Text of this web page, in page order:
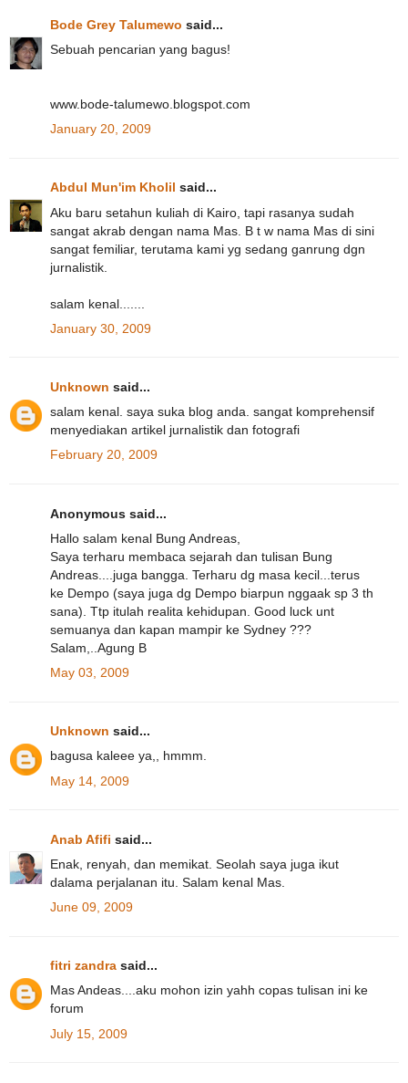
Bode Grey Talumewo said...
Sebuah pencarian yang bagus!
www.bode-talumewo.blogspot.com
January 20, 2009
Abdul Mun'im Kholil said...
Aku baru setahun kuliah di Kairo, tapi rasanya sudah
sangat akrab dengan nama Mas. B t w nama Mas di sini
sangat femiliar, terutama kami yg sedang ganrung dgn
jurnalistik.
salam kenal.......
January 30, 2009
Unknown said...
salam kenal. saya suka blog anda. sangat komprehensif
menyediakan artikel jurnalistik dan fotografi
February 20, 2009
Anonymous said...
Hallo salam kenal Bung Andreas,
Saya terharu membaca sejarah dan tulisan Bung
Andreas....juga bangga. Terharu dg masa kecil...terus
ke Dempo (saya juga dg Dempo biarpun nggaak sp 3 th
sana). Ttp itulah realita kehidupan. Good luck unt
semuanya dan kapan mampir ke Sydney ???
Salam,..Agung B
May 03, 2009
Unknown said...
bagusa kaleee ya,, hmmm.
May 14, 2009
Anab Afifi said...
Enak, renyah, dan memikat. Seolah saya juga ikut
dalama perjalanan itu. Salam kenal Mas.
June 09, 2009
fitri zandra said...
Mas Andeas....aku mohon izin yahh copas tulisan ini ke
forum
July 15, 2009